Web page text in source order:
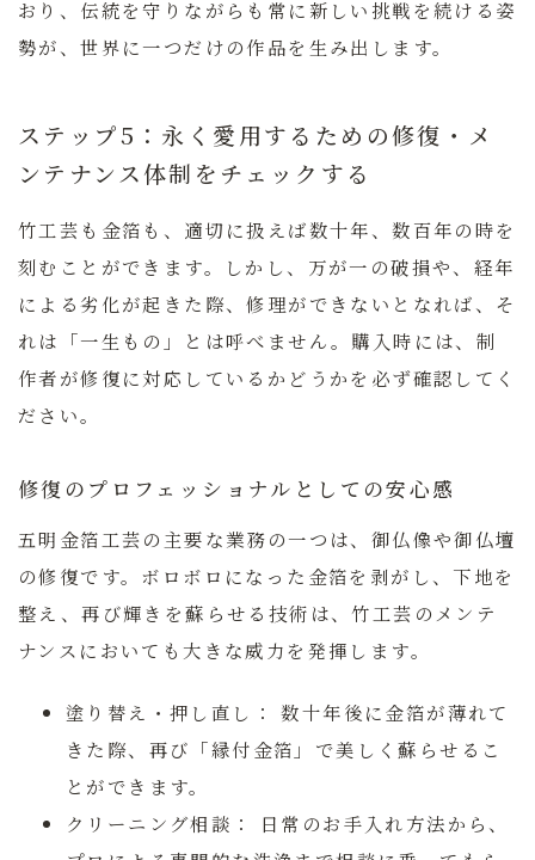
おり、伝統を守りながらも常に新しい挑戦を続ける姿
勢が、世界に一つだけの作品を生み出します。
ステップ5：永く愛用するための修復・メ
ンテナンス体制をチェックする
竹工芸も金箔も、適切に扱えば数十年、数百年の時を
刻むことができます。しかし、万が一の破損や、経年
による劣化が起きた際、修理ができないとなれば、そ
れは「一生もの」とは呼べません。購入時には、制
作者が修復に対応しているかどうかを必ず確認してく
ださい。
修復のプロフェッショナルとしての安心感
五明金箔工芸の主要な業務の一つは、御仏像や御仏壇
の修復です。ボロボロになった金箔を剥がし、下地を
整え、再び輝きを蘇らせる技術は、竹工芸のメンテ
ナンスにおいても大きな威力を発揮します。
塗り替え・押し直し：
数十年後に金箔が薄れて
きた際、再び「縁付金箔」で美しく蘇らせるこ
とができます。
クリーニング相談：
日常のお手入れ方法から、